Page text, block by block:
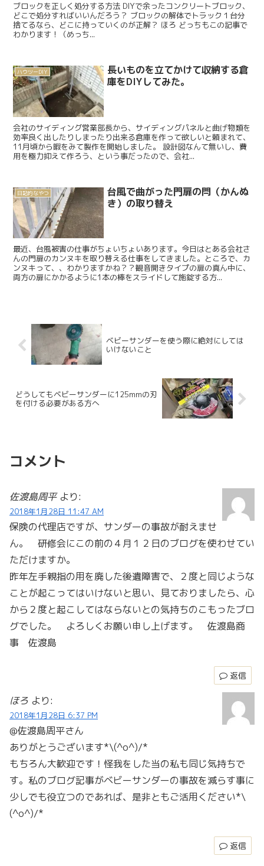
ブロックを正しく処分する方法 DIYで余ったコンクリートブロック、
どこで処分すればいいんだろう？ ブロックの解体でトラック１台分
捨てるなら、どこに持っていくのが正解？ ほろ どっちもこの記事で
わかります！（めっち...
ハウツーDIY
長いものを立てかけて収納する倉
庫をDIYしてみた。
会社のサイディング営業部長から、サイディングパネルと曲げ物類を
効率良く出したりしまったり出来る倉庫を作って欲しいと頼まれて、
11月頃から暇をみて製作を開始しました。 設計図なんて無いし、費
用を極力抑えて作ろう、という事だったので、会社...
日記的なやつ
台風で曲がった門扉の閂（かんぬ
き）の取り替え
最近、台風被害の仕事がちょいちょいあります。今日はとある会社さ
んの門扉のカンヌキを取り替える仕事をしてきました。ところで、カ
ンヌキって、、わかりますかね？？観音開きタイプの扉の真ん中に、
両方の扉にかかるように1本の棒をスライドして施錠する方...
ベビーサンダーを使う際に絶対にしては
いけないこと
どうしてもベビーサンダーに125mmの刃
を付ける必要がある方へ
コメント
佐渡島周平 より:
2018年1月28日 11:47 AM
保険の代理店ですが、サンダーの事故が耐えませ
ん。 研修会にこの前の４月１２日のブログを使わせてい
ただけますか。
昨年左手親指の用を廃した後遺障害で、２度と同じような
ことが起こってはいけないと思い、見ておりましたら、心
から２度と起こしてはならないとの気持ちのこもったブロ
グでした。 よろしくお願い申し上げます。 佐渡島商
事 佐渡島
返信
ほろ より:
2018年1月28日 6:37 PM
@佐渡島周平さん
ありがとうございます*\(^o^)/*
もちろん大歓迎です！怪我をした当の私も同じ気持ちで
す。私のブログ記事がベビーサンダーの事故を減らす事に
少しでも役立つのであれば、是非ともご活用ください*\
(^o^)/*
返信